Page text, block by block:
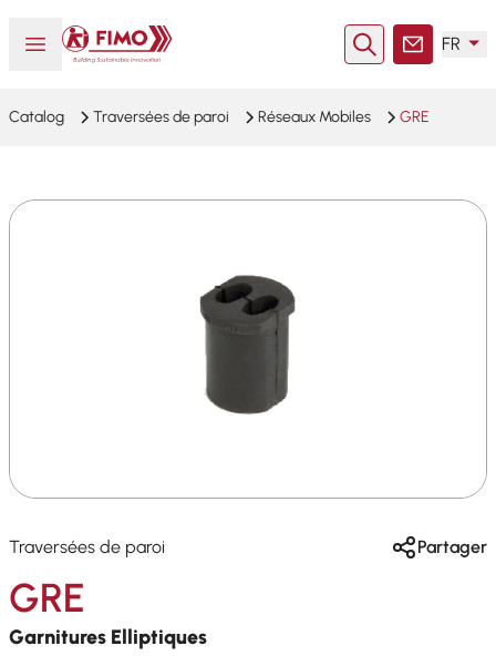
Ouvrir ou fermer le menu
Retour à l'accueil
Rechercher
Contact
FR
Catalog Traversées de paroi Réseaux Mobiles GRE
Traversées de paroi Partager
GRE
Garnitures Elliptiques